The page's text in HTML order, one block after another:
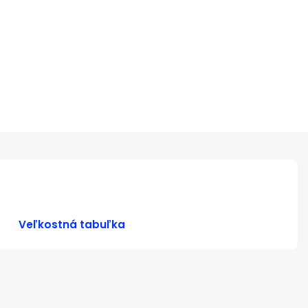
Veľkostná tabuľka